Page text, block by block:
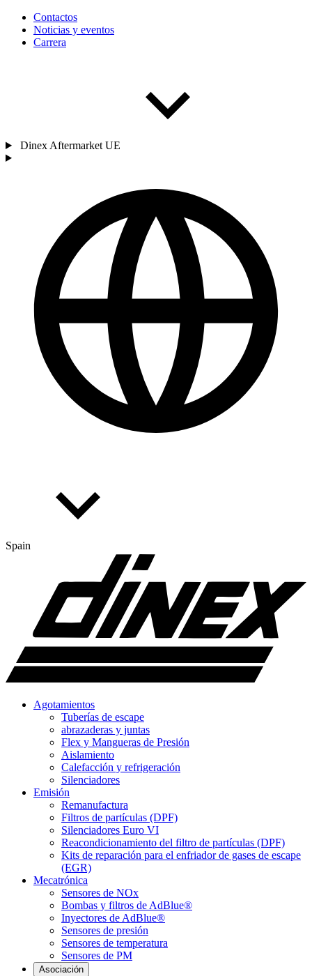
Contactos
Noticias y eventos
Carrera
Dinex Aftermarket UE
Spain
Agotamientos
Tuberías de escape
abrazaderas y juntas
Flex y Mangueras de Presión
Aislamiento
Calefacción y refrigeración
Silenciadores
Emisión
Remanufactura
Filtros de partículas (DPF)
Silenciadores Euro VI
Reacondicionamiento del filtro de partículas (DPF)
Kits de reparación para el enfriador de gases de escape
(EGR)
Mecatrónica
Sensores de NOx
Bombas y filtros de AdBlue®
Inyectores de AdBlue®
Sensores de presión
Sensores de temperatura
Sensores de PM
Asociación